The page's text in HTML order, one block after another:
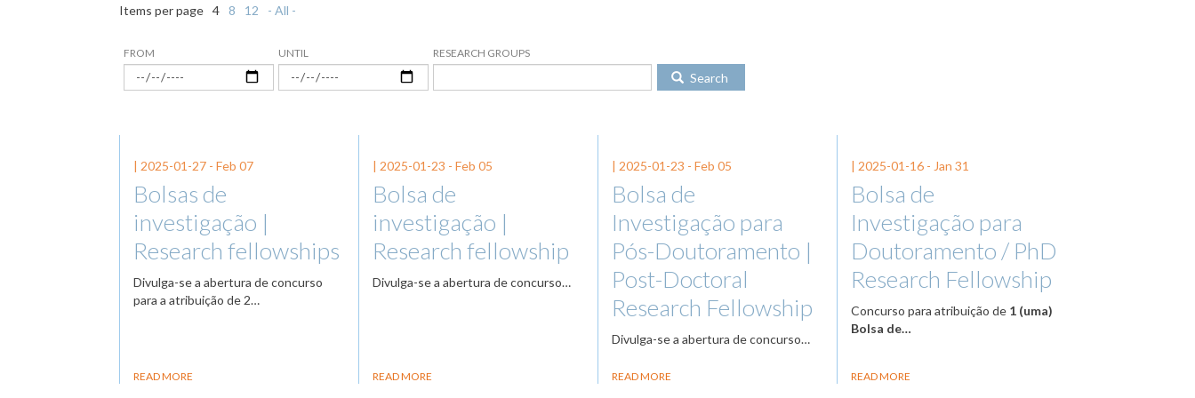
FROM UNTIL RESEARCH GROUPS
Items per page 4 8 12 - All -
Search
| 2025-01-27 -Feb 07
Bolsas de
investigação |
Research fellowships
Divulga-se a abertura de concurso
para a atribuição de 2…
READ MORE
| 2025-01-23 -Feb 05
Bolsa de
investigação |
Research fellowship
Divulga-se a abertura de concurso…
READ MORE
| 2025-01-23 - Feb 05
Bolsa de
Investigação para
Pós-Doutoramento |
Post-Doctoral
Research Fellowship
Divulga-se a abertura de concurso…
READ MORE
| 2025-01-16- Jan 31
Bolsa de
Investigação para
Doutoramento / PhD
Research Fellowship
Concurso para atribuição de 1 (uma)
Bolsa de…
READ MORE